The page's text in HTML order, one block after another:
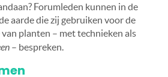
Forumleden kunnen in de
aarde die zij gebruiken voor de
van planten – met technieken als
– bespreken.